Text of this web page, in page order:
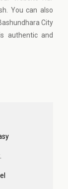
You can also
City
authentic and